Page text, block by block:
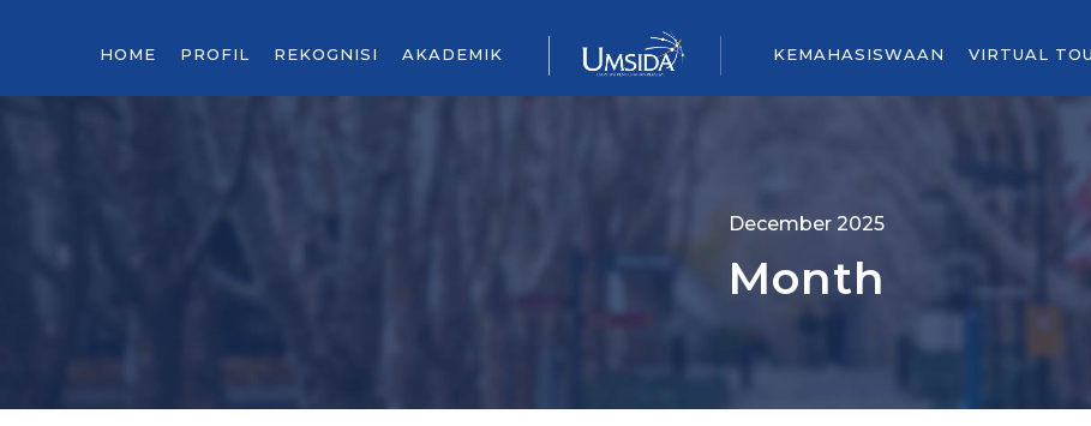
HOME PROFIL REKOGNISI AKADEMIK KEMAHASISWAAN VIRTUAL
December 2025
Month